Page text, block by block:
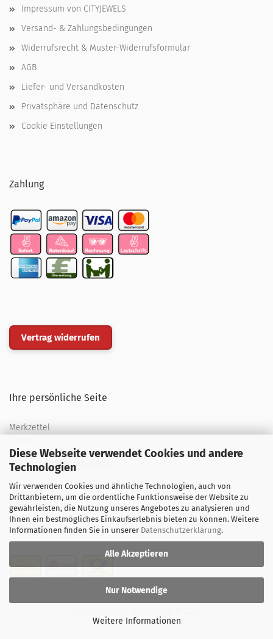
Diese Webseite verwendet Cookies und andere
Technologien
Wir verwenden Cookies und ähnliche Technologien, auch von
Drittanbietern, um die ordentliche Funktionsweise der Website zu
gewährleisten, die Nutzung unseres Angebotes zu analysieren und
Ihnen ein bestmögliches Einkaufserlebnis bieten zu können. Weitere
Informationen finden Sie in unserer Datenschutzerklärung.
Alle Akzeptieren
Nur Notwendige
Weitere Informationen
Impressum von CITYJEWELS
Versand- & Zahlungsbedingungen
Widerrufsrecht & Muster-Widerrufsformular
AGB
Liefer- und Versandkosten
Privatsphäre und Datenschutz
Cookie Einstellungen
Zahlung
Vertrag widerrufen
Ihre persönliche Seite
Merkzettel
Weitere Informationen
Über uns
Öffnungszeiten
Versand